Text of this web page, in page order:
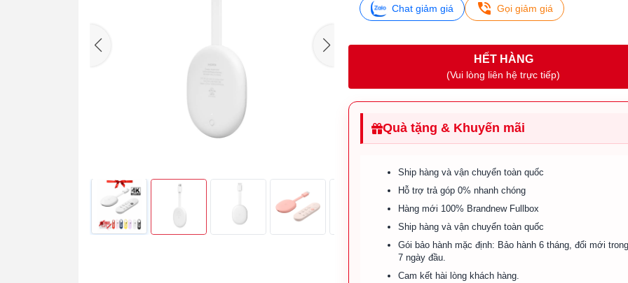
Chat giảm giá Gọi giảm giá
HẾT HÀNG
(Vui lòng liên hệ trực tiếp)
Quà tặng & Khuyến mãi
Ship hàng và vận chuyển toàn quốc
Hỗ trợ trả góp 0% nhanh chóng
Hàng mới 100% Brandnew Fullbox
Ship hàng và vận chuyển toàn quốc
Gói bảo hành mặc định: Bảo hành 6 tháng, đổi mới trong
7 ngày đầu.
Cam kết hài lòng khách hàng.